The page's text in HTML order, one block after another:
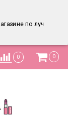
по лучшей
0 0